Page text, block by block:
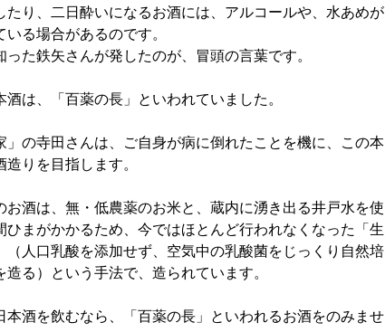
たり、二日酔いになるお酒には、アルコールや、水あめが
いる場合があるのです。
った鉄矢さんが発したのが、冒頭の言葉です。
酒は、「百薬の長」といわれていました。
」の寺田さんは、ご自身が病に倒れたことを機に、この本
りを目指します。
お酒は、無・低農薬のお米と、蔵内に湧き出る井戸水を使
ひまがかかるため、今ではほとんど行われなくなった「生
（人口乳酸を添加せず、空気中の乳酸菌をじっくり自然培
造る）という手法で、造られています。
本酒を飲むなら、「百薬の長」といわれるお酒をのみませ